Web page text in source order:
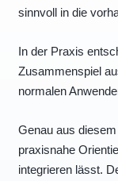
sinnvoll in die
In der Praxis
Zusammenspiel
normalen
Genau aus
praxisnahe
integrieren lässt.